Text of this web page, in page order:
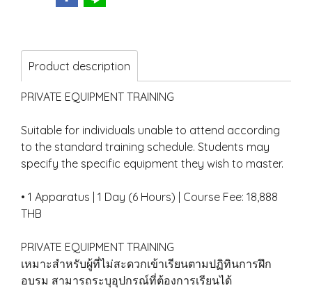
Product description
PRIVATE EQUIPMENT TRAINING
Suitable for individuals unable to attend according
to the standard training schedule. Students may
specify the specific equipment they wish to master.
• 1 Apparatus | 1 Day (6 Hours) | Course Fee: 18,888
THB
PRIVATE EQUIPMENT TRAINING
เหมาะสำหรับผู้ที่ไม่สะดวกเข้าเรียนตามปฏิทินการฝึก
อบรม สามารถระบุอุปกรณ์ที่ต้องการเรียนได้